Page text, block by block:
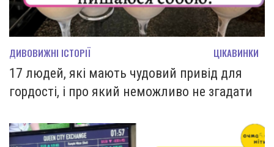
ДИВОВИЖНІ ІСТОРІЇ ЦІКАВИНКИ
17 людей, які мають чудовий привід для
гордості, і про який неможливо не згадати